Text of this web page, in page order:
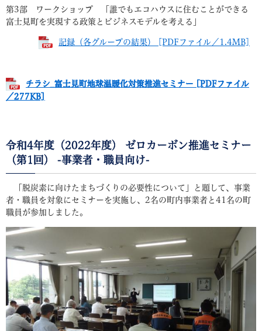
第3部 ワークショップ 「誰でもエコハウスに住むことができる
富士見町を実現する政策とビジネスモデルを考える」
記録（各グループの結果） [PDFファイル／1.4MB]
チラシ_富士見町地球温暖化対策推進セミナー [PDFファイル
／277KB]
令和4年度（2022年度） ゼロカーボン推進セミナー
（第1回） -事業者・職員向け-
「脱炭素に向けたまちづくりの必要性について」と題して、事業
者・職員を対象にセミナーを実施し、2名の町内事業者と41名の町
職員が参加しました。